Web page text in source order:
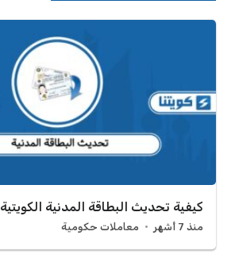
كيفية تحديث البطاقة المدنية الكويتية
منذ 7 أشهر معاملات حكومية